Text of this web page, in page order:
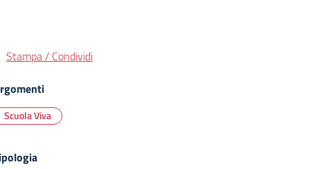
Stampa / Condividi
Scuola Viva